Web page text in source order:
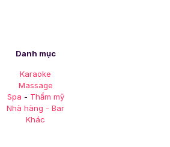
Danh mục
Karaoke
Massage
Spa - Thẩm mỹ
Nhà hàng - Bar
Khác